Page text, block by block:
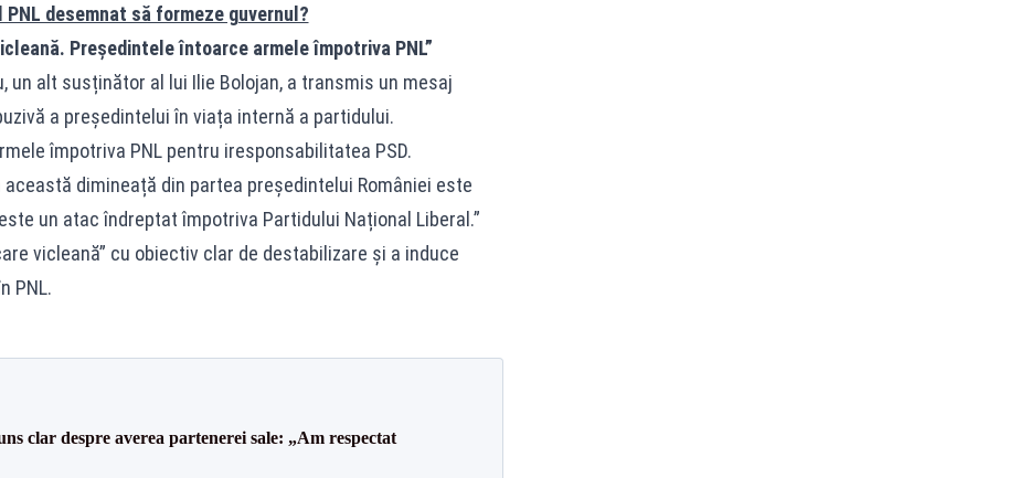
desemnat să formeze guvernul?
Președintele întoarce armele împotriva PNL”
un alt susținător al lui Ilie Bolojan, a transmis un mesaj
a președintelui în viața internă a partidului.
împotriva PNL pentru iresponsabilitatea PSD.
dimineață din partea președintelui României este
un atac îndreptat împotriva Partidului Național Liberal.”
vicleană” cu obiectiv clar de destabilizare și a induce
PNL.
clar despre averea partenerei sale: „Am respectat